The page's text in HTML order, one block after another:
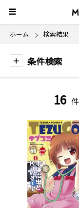
ホーム 検索結果
条件検索
16